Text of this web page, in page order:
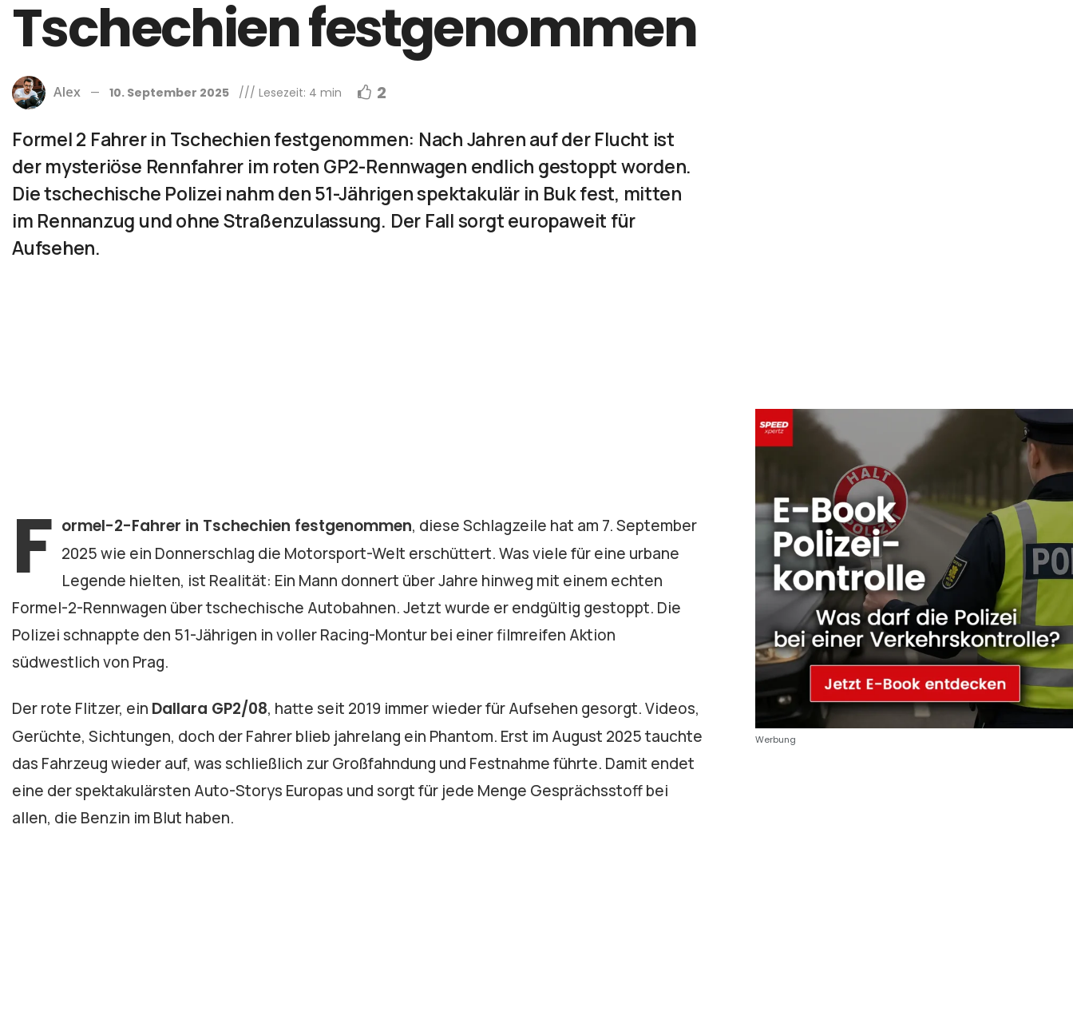
Tschechien festgenommen
Alex 10. September 2025 /// Lesezeit: 4 min 2
Formel 2 Fahrer in Tschechien festgenommen: Nach Jahren auf der Flucht ist
der mysteriöse Rennfahrer im roten GP2-Rennwagen endlich gestoppt worden.
Die tschechische Polizei nahm den 51-Jährigen spektakulär in Buk fest, mitten
im Rennanzug und ohne Straßenzulassung. Der Fall sorgt europaweit für
Aufsehen.
F ormel-2-Fahrer in Tschechien festgenommen, diese Schlagzeile hat am 7. September
2025 wie ein Donnerschlag die Motorsport-Welt erschüttert. Was viele für eine urbane
Legende hielten, ist Realität: Ein Mann donnert über Jahre hinweg mit einem echten
Formel-2-Rennwagen über tschechische Autobahnen. Jetzt wurde er endgültig gestoppt. Die
Polizei schnappte den 51-Jährigen in voller Racing-Montur bei einer filmreifen Aktion
südwestlich von Prag.
Der rote Flitzer, ein Dallara GP2/08, hatte seit 2019 immer wieder für Aufsehen gesorgt. Videos,
Gerüchte, Sichtungen, doch der Fahrer blieb jahrelang ein Phantom. Erst im August 2025 tauchte
das Fahrzeug wieder auf, was schließlich zur Großfahndung und Festnahme führte. Damit endet
eine der spektakulärsten Auto-Storys Europas und sorgt für jede Menge Gesprächsstoff bei
allen, die Benzin im Blut haben.
Werbung